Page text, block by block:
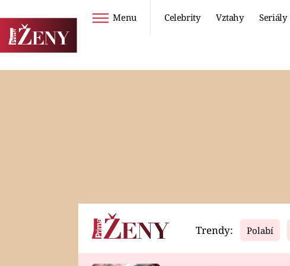
Menu Celebrity Vztahy Seriály
Horoskopy Video
Trendy: Polabí